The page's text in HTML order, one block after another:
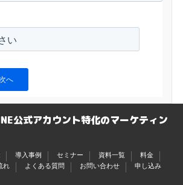
次へ
公式アカウント特化のマーケティン
導入事例 セミナー 資料一覧
料金
れ よくある質問 お問い合わせ
申し込み